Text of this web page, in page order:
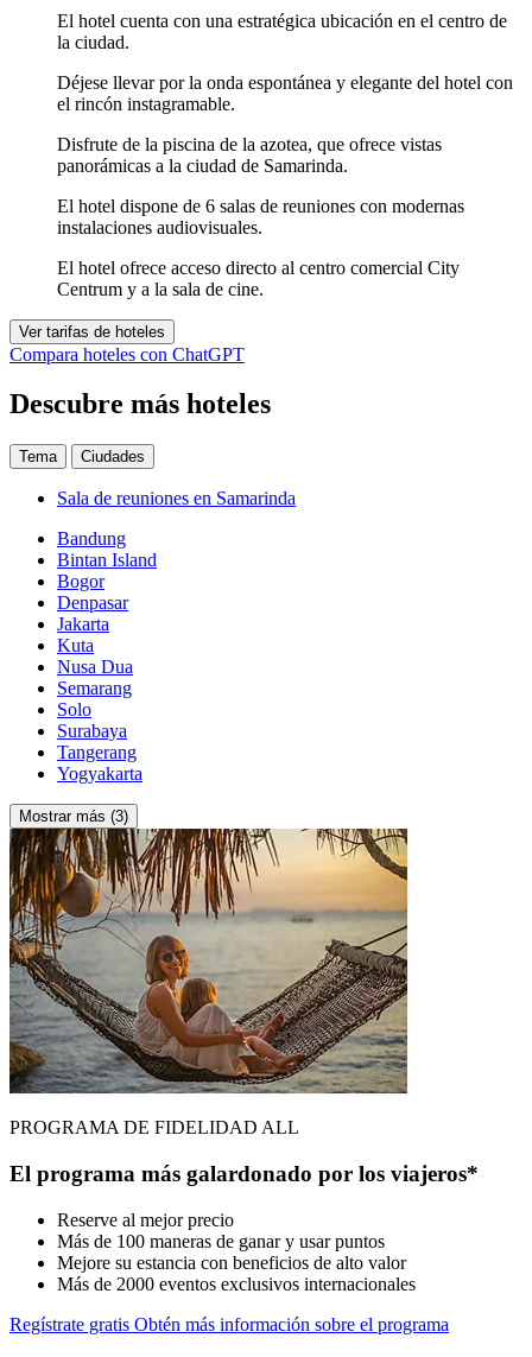
El hotel cuenta con una estratégica ubicación en el centro de
la ciudad.
Déjese llevar por la onda espontánea y elegante del hotel con
el rincón instagramable.
Disfrute de la piscina de la azotea, que ofrece vistas
panorámicas a la ciudad de Samarinda.
El hotel dispone de 6 salas de reuniones con modernas
instalaciones audiovisuales.
El hotel ofrece acceso directo al centro comercial City
Centrum y a la sala de cine.
Ver tarifas de hoteles
Compara hoteles con ChatGPT
Descubre más hoteles
Tema Ciudades
Sala de reuniones en Samarinda
Bandung
Bintan Island
Bogor
Denpasar
Jakarta
Kuta
Nusa Dua
Semarang
Solo
Surabaya
Tangerang
Yogyakarta
Mostrar más (3)
PROGRAMA DE FIDELIDAD ALL
El programa más galardonado por los viajeros*
Reserve al mejor precio
Más de 100 maneras de ganar y usar puntos
Mejore su estancia con beneficios de alto valor
Más de 2000 eventos exclusivos internacionales
Regístrate gratis Obtén más información sobre el programa